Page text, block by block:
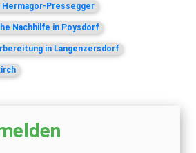
Pressegger
Nachhilfe in Poysdorf
in Langenzersdorf